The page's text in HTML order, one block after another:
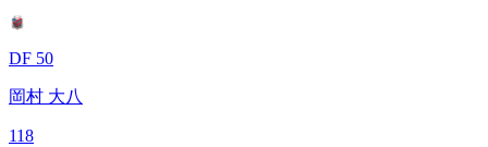
DF 50
岡村 大八
118